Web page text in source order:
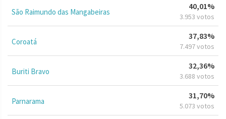
São Raimundo das Mangabeiras
40,01%
3.953 votos
Coroatá
37,83%
7.497 votos
Buriti Bravo
32,36%
3.688 votos
Parnarama
31,70%
5.073 votos